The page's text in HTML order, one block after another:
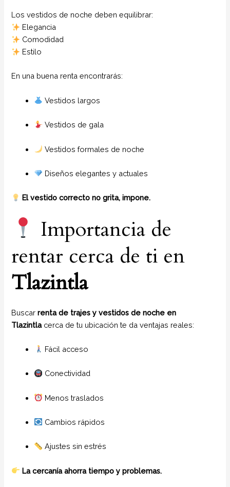
Los vestidos de noche deben equilibrar:
Elegancia
Comodidad
Estilo
En una buena renta encontrarás:
Vestidos largos
Vestidos de gala
Vestidos formales de noche
Diseños elegantes y actuales
El vestido correcto no grita, impone.
Importancia de
rentar cerca de ti en
Tlazintla
Buscarrenta de trajes y vestidos de noche en
Tlazintlacerca de tu ubicación te da ventajas reales:
Fácil acceso
Conectividad
Menos traslados
Cambios rápidos
Ajustes sin estrés
La cercanía ahorra tiempo y problemas.